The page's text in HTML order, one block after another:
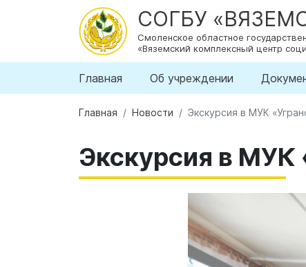
СОГБУ
Смоленское областное
«Вяземский комплексный центр
Главная Об учреждении
Главная Новости Экскурсия в МУК
Экскурсия в МУК